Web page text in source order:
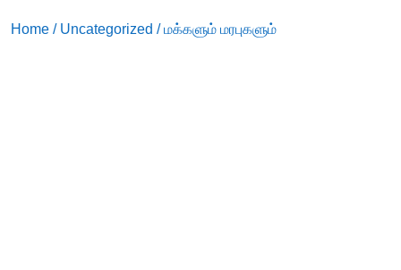
Home / Uncategorized / மக்களும் மரபுகளும்